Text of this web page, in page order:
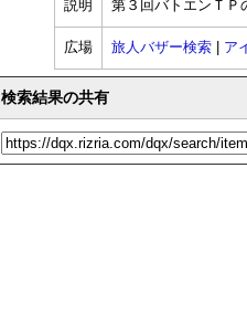
説明 第３回バトエンＴＰ
広場 旅人バザー検索 ア
検索結果の共有